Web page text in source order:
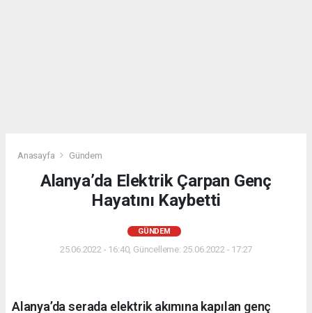
Anasayfa Gündem
Alanya’da Elektrik Çarpan Genç
Hayatını Kaybetti
GÜNDEM
25.06.2022 - 16:40, Güncelleme: 25.06.2022 - 17:27
Alanya’da serada elektrik akımına kapılan genç